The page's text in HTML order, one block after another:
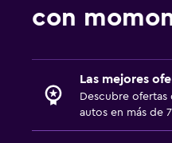
con
Las mejores
Descubre
autos en más de